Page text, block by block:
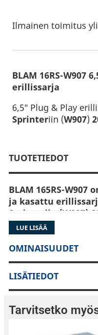
Ilmainen toimitus
BLAM 16RS-W907
erillissarja
6,5″ Plug & Play
Sprinteriin (W907)
TUOTETIEDOT
BLAM 165RS-
ja kasattu
Sprinteriin (W907)
Kaiutinsarjan
BLAM:n erittäin
joka on modifioitu
korvata Sprinterin
LUE LISÄÄ
OMINAISUUDET
LISÄTIEDOT
Tarvitsetko